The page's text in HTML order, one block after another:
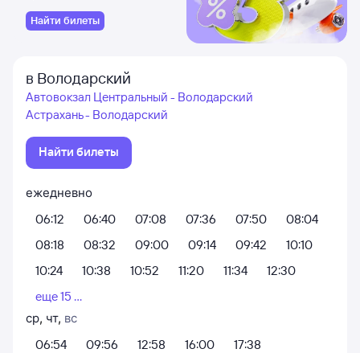
Найти билеты
в Володарский
Автовокзал Центральный - Володарский
Астрахань - Володарский
Найти билеты
ежедневно
06:12
06:40 07:08 07:36 07:50
08:04
08:18
08:32 09:00 09:14 09:42
10:10
10:24
10:38 10:52 11:20 11:34
12:30
еще 15 ...
ср, чт, вс
06:54
09:56 12:58 16:00
17:38